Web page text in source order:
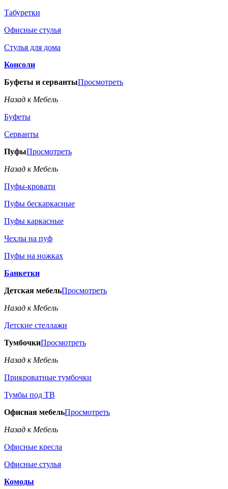
Табуретки
Офисные стулья
Стулья для дома
Консоли
Буфеты и сервантыПросмотреть
Назад к Мебель
Буфеты
Серванты
ПуфыПросмотреть
Назад к Мебель
Пуфы-кровати
Пуфы бескаркасные
Пуфы каркасные
Чехлы на пуф
Пуфы на ножках
Банкетки
Детская мебельПросмотреть
Назад к Мебель
Детские стеллажи
ТумбочкиПросмотреть
Назад к Мебель
Прикроватные тумбочки
Тумбы под ТВ
Офисная мебельПросмотреть
Назад к Мебель
Офисные кресла
Офисные стулья
Комоды